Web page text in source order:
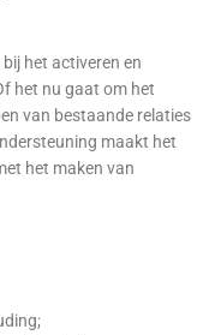
het activeren en
het nu gaat om het
van bestaande relaties
maakt het
het maken van